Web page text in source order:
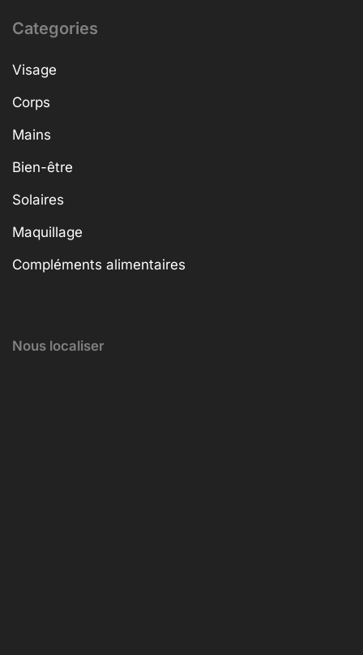
Categories
Visage
Corps
Mains
Bien-être
Solaires
Maquillage
Compléments alimentaires
Nous localiser